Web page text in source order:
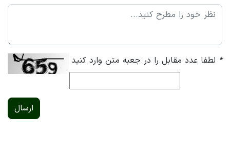
* لطفا عدد مقابل را در جعبه متن وارد کنید
ارسال